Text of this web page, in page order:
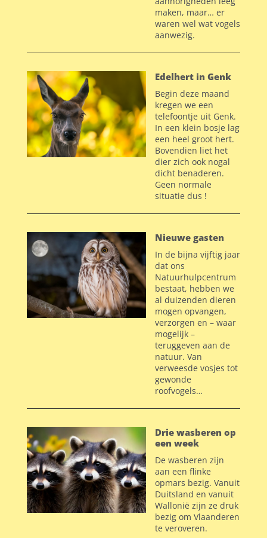
maken, maar… er
waren wel wat vogels
aanwezig.
Edelhert in Genk
Begin deze maand
kregen we een
telefoontje uit Genk.
In een klein bosje lag
een heel groot hert.
Bovendien liet het
dier zich ook nogal
dicht benaderen.
Geen normale
situatie dus !
Nieuwe gasten
In de bijna vijftig jaar
dat ons
Natuurhulpcentrum
bestaat, hebben we
al duizenden dieren
mogen opvangen,
verzorgen en – waar
mogelijk –
teruggeven aan de
natuur. Van
verweesde vosjes tot
gewonde
roofvogels…
Drie wasberen op
een week
De wasberen zijn
aan een flinke
opmars bezig. Vanuit
Duitsland en vanuit
Wallonië zijn ze druk
bezig om Vlaanderen
te veroveren.